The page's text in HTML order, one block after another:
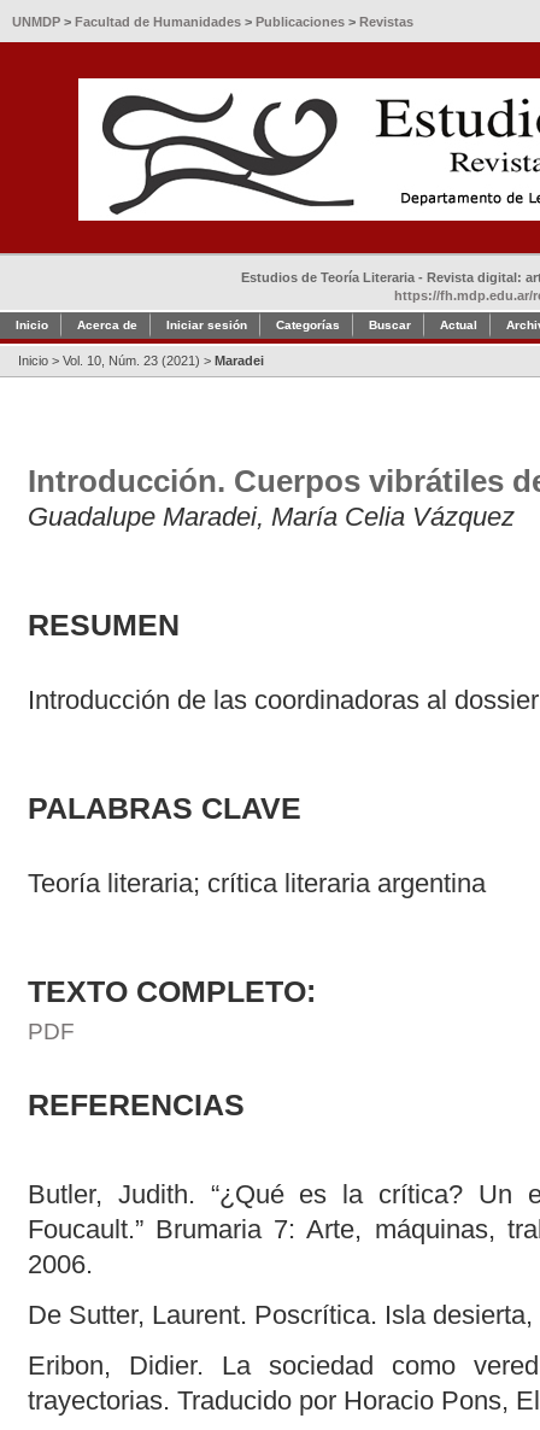
UNMDP > Facultad de Humanidades > Publicaciones > Revistas
Estudios de Teoría Literaria - Revista digital:
https://fh.mdp.edu.ar/
Inicio Acerca de Iniciar sesión Categorías Buscar Actual
Inicio > Vol. 10, Núm. 23 (2021) > Maradei
Introducción. Cuerpos vibrátiles
Guadalupe Maradei, María Celia Vázquez
RESUMEN
Introducción de las coordinadoras al
PALABRAS CLAVE
Teoría literaria; crítica literaria argentina
TEXTO COMPLETO:
PDF
REFERENCIAS
Butler, Judith. “¿Qué es la crítica? Un
Foucault.” Brumaria 7: Arte, máquinas,
2006.
De Sutter, Laurent. Poscrítica. Isla desierta,
Eribon, Didier. La sociedad como
trayectorias. Traducido por Horacio Pons,